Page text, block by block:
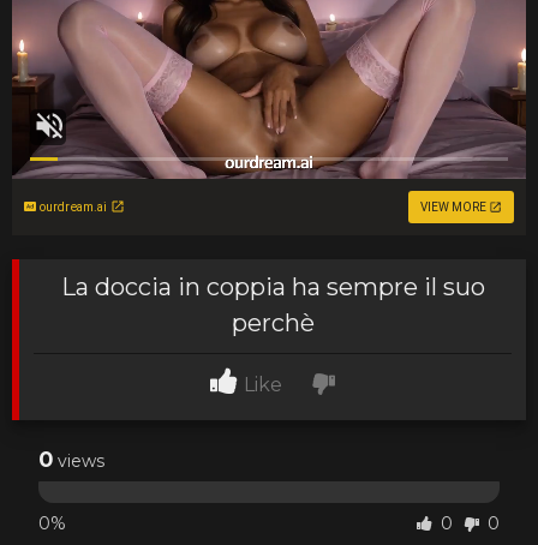
ourdream.ai VIEW MORE
La doccia in coppia ha sempre il suo
perchè
Like
0 views
0% 0 0